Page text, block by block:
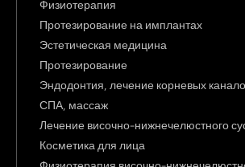
Физиотерапия
Протезирование на имплантах
Эстетическая медицина
Протезирование
Эндодонтия, лечение корневых
СПА, массаж
Лечение височно-нижнечелюстного
Косметика для лица